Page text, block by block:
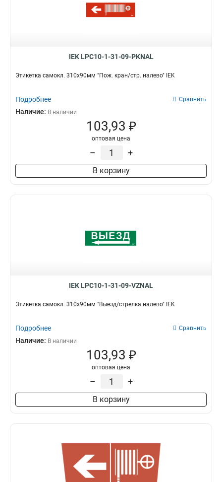
IEK LPC10-1-31-09-PKNAL
Этикетка самокл. 310х90мм "Пож. кран/стр. налево" IEK
Подробнее Сравнить
Наличие: В наличии
103,93 ₽
оптовая цена
– +
В корзину
IEK LPC10-1-31-09-VZNAL
Этикетка самокл. 310х90мм "Выезд/стрелка налево" IEK
Подробнее Сравнить
Наличие: В наличии
103,93 ₽
оптовая цена
– +
В корзину